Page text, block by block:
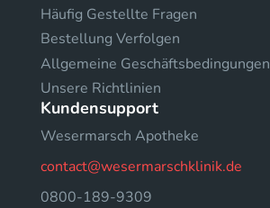
Häufig Gestellte Fragen
Bestellung Verfolgen
Allgemeine Geschäftsbedingungen
Unsere Richtlinien
Kundensupport
Wesermarsch Apotheke
contact@wesermarschklinik.de
0800-189-9309